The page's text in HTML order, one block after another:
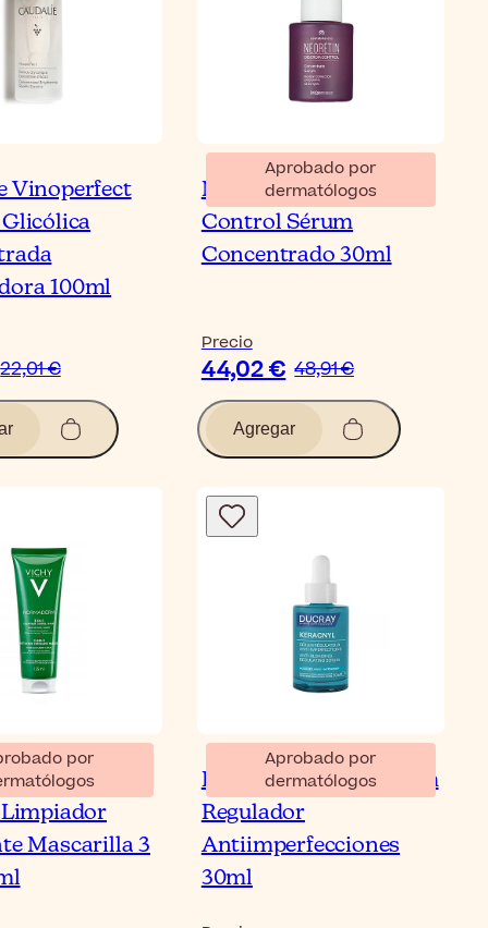
Vinoperfect
100ml
22,01 €
Aprobado por
dermatólogos
Neoretin Discrom
Control Sérum
Concentrado 30ml
Precio
44,02 € 48,91 €
Agregar
por
Mascarilla 3
Aprobado por
dermatólogos
Ducray Keracnyl Sérum
Regulador
Antiimperfecciones
30ml